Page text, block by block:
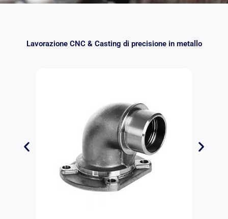
Lavorazione CNC & Casting di precisione in metallo